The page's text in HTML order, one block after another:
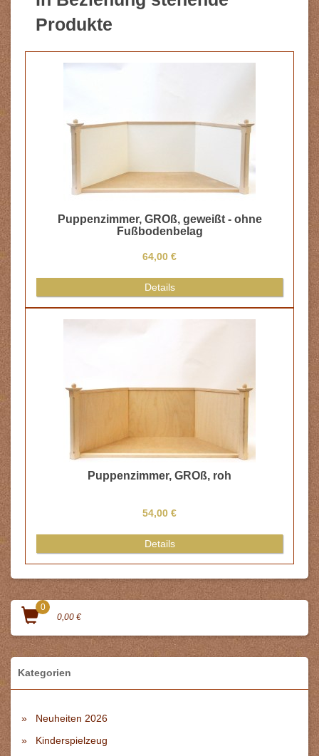
Produkte
Puppenzimmer, GROß, geweißt - ohne
Fußbodenbelag
64,00 €
Details
Puppenzimmer, GROß, roh
54,00 €
Details
0
0,00 €
Kategorien
Neuheiten 2026
Kinderspielzeug